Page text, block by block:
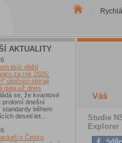
AKTUALITY
tisíc obětí
za rok 2025:
útočníci sbírají
data už dnes
se, že kvantové
prolomí dnešní
standardy během
deseti let...
v Česku
Studie
Explorer